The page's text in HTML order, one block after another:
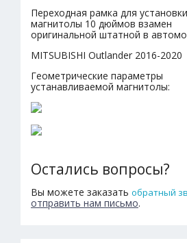
Переходная рамка для установки
магнитолы 10 дюймов взамен
оригинальной штатной в
MITSUBISHI Outlander 2016-2020
Геометрические параметры
устанавливаемой магнитолы:
Остались вопросы?
Вы можете заказать обратный
отправить нам письмо.